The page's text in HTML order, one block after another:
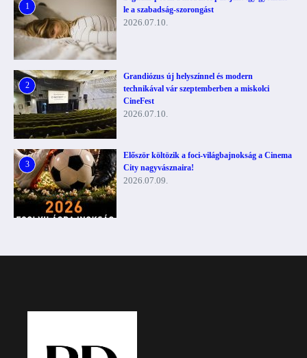
1
le a szabadság-szorongást
2026.07.10.
2
Grandiózus új helyszínnel és modern
technikával vár szeptemberben a miskolci
CineFest
2026.07.10.
3
Először költözik a foci-világbajnokság a Cinema
City nagyvásznaira!
2026.07.09.